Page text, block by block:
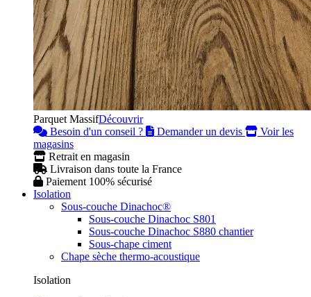
Parquet MassifDécouvrir
Besoin d'un conseil ?
Demander un devis
Voir les
magasins
Retrait en magasin
Livraison dans toute la France
Paiement 100% sécurisé
Isolation
Sous-couche Dinachoc®
Sous-couche Dinachoc S801
Sous-couche Dinachoc S880 chantier
Sous-chape ciment
Chape sèche thermo-acoustique
Isolation